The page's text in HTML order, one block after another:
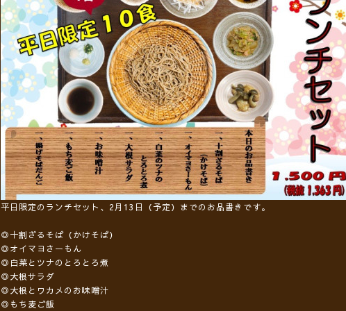
平日限定のランチセット、2月13日（予定）までのお品書きです。
◎十割ざるそば（かけそば）
◎オイマヨさーもん
◎白菜とツナのとろとろ煮
◎大根サラダ
◎大根とワカメのお味噌汁
◎もち麦ご飯